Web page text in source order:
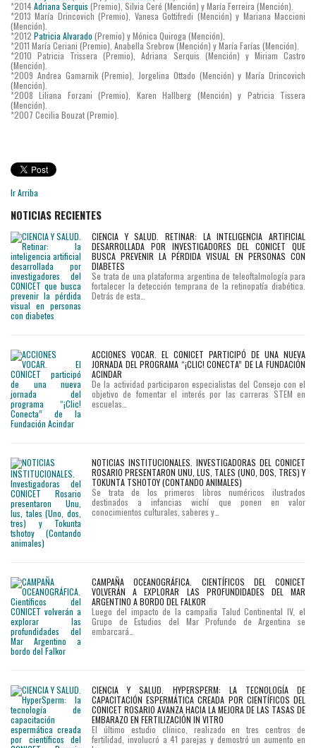
*2014Adriana Serquis (Premio), Silvia Ceré (Mención) y María Ferreira (Mención).
*2013 María Drincovich (Premio), Vanesa Gottifredi (Mención) y Mariana Maccioni
(Mención).
*2012 Patricia Alvarado (Premio) y Mónica Quiroga (Mención).
*2011 María Ceriani (Premio), Anabella Srebrow (Mención) y María Farías (Mención).
*2010 Patricia Trissera (Premio), Adriana Serquis (Mención) y Miriam Castro
(Mención).
*2009 Andrea Gamarnik (Premio), Jorgelina Ottado (Mención) y María Drincovich
(Mención).
*2008 Liliana Forzani (Premio), Karen Hallberg (Mención) y Patricia Tissera
(Mención).
*2007 Cecilia Bouzat (Premio).
Ir Arriba
NOTICIAS RECIENTES
CIENCIA Y SALUD. RETINAR: LA INTELIGENCIA ARTIFICIAL
DESARROLLADA POR INVESTIGADORES DEL CONICET QUE
BUSCA PREVENIR LA PÉRDIDA VISUAL EN PERSONAS CON
DIABETES
Se trata de una plataforma argentina de teleoftalmología para
fortalecer la detección temprana de la retinopatía diabética.
Detrás de esta…
ACCIONES VOCAR. EL CONICET PARTICIPÓ DE UNA NUEVA
JORNADA DEL PROGRAMA “¡CLIC! CONECTA” DE LA FUNDACIÓN
ACINDAR
De la actividad participaron especialistas del Consejo con el
objetivo de fomentar el interés por las carreras STEM en
escuelas…
NOTICIAS INSTITUCIONALES. INVESTIGADORAS DEL CONICET
ROSARIO PRESENTARON UNU, LUS, TALES (UNO, DOS, TRES) Y
TOKUNTA TSHOTOY (CONTANDO ANIMALES)
Se trata de los primeros libros numéricos ilustrados
destinados a infancias wichí que ponen en valor
conocimientos culturales, saberes y…
CAMPAÑA OCEANOGRÁFICA. CIENTÍFICOS DEL CONICET
VOLVERÁN A EXPLORAR LAS PROFUNDIDADES DEL MAR
ARGENTINO A BORDO DEL FALKOR
Luego del impacto de la campaña Talud Continental IV, el
Grupo de Estudios del Mar Profundo de Argentina se
embarcará…
CIENCIA Y SALUD. HYPERSPERM: LA TECNOLOGÍA DE
CAPACITACIÓN ESPERMÁTICA CREADA POR CIENTÍFICOS DEL
CONICET ROSARIO AVANZA HACIA LA MEJORA DE LAS TASAS DE
EMBARAZO EN FERTILIZACIÓN IN VITRO
El último estudio clínico, realizado en tres centros de
fertilidad, involucró a 41 parejas y demostró un aumento en